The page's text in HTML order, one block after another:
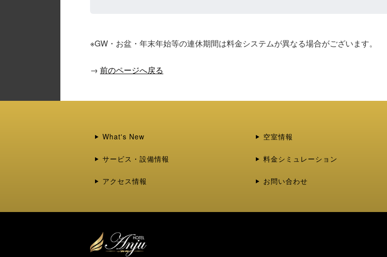
※GW・お盆・年末年始等の連休期間は料金システムが異なる場合がございます。
→ 前のページへ戻る
What's New 空室情報
サービス・設備情報 料金シミュレーション
アクセス情報 お問い合わせ